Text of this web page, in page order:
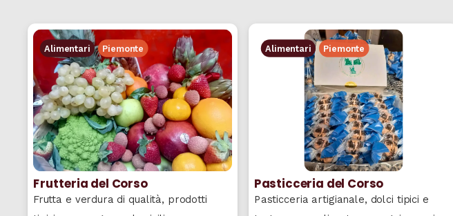
Alimentari Piemonte
Frutteria del Corso
Frutta e verdura di qualità, prodotti
Alimentari Piemonte
Pasticceria del Corso
Pasticceria artigianale, dolci tipici e